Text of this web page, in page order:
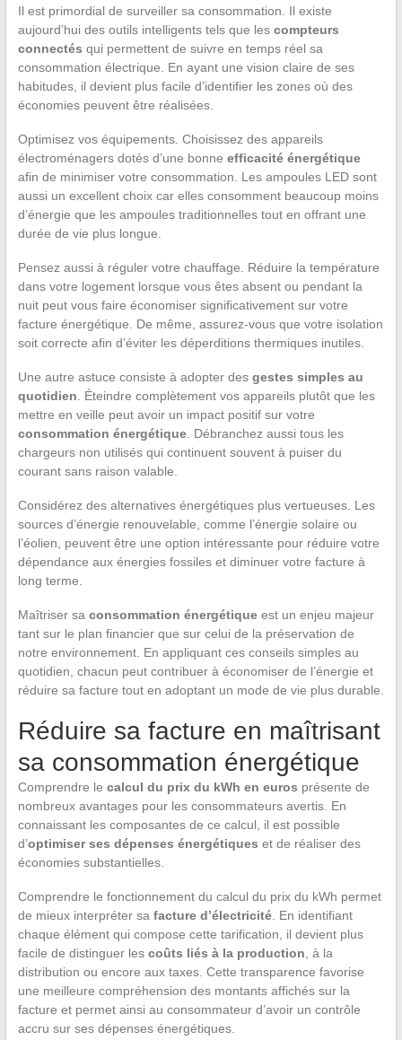
Il est primordial de surveiller sa consommation. Il existe
aujourd’hui des outils intelligents tels que les compteurs
connectés qui permettent de suivre en temps réel sa
consommation électrique. En ayant une vision claire de ses
habitudes, il devient plus facile d’identifier les zones où des
économies peuvent être réalisées.
Optimisez vos équipements. Choisissez des appareils
électroménagers dotés d’une bonne efficacité énergétique
afin de minimiser votre consommation. Les ampoules LED sont
aussi un excellent choix car elles consomment beaucoup moins
d’énergie que les ampoules traditionnelles tout en offrant une
durée de vie plus longue.
Pensez aussi à réguler votre chauffage. Réduire la température
dans votre logement lorsque vous êtes absent ou pendant la
nuit peut vous faire économiser significativement sur votre
facture énergétique. De même, assurez-vous que votre isolation
soit correcte afin d’éviter les déperditions thermiques inutiles.
Une autre astuce consiste à adopter des gestes simples au
quotidien. Éteindre complètement vos appareils plutôt que les
mettre en veille peut avoir un impact positif sur votre
consommation énergétique. Débranchez aussi tous les
chargeurs non utilisés qui continuent souvent à puiser du
courant sans raison valable.
Considérez des alternatives énergétiques plus vertueuses. Les
sources d’énergie renouvelable, comme l’énergie solaire ou
l’éolien, peuvent être une option intéressante pour réduire votre
dépendance aux énergies fossiles et diminuer votre facture à
long terme.
Maîtriser sa consommation énergétiqueest un enjeu majeur
tant sur le plan financier que sur celui de la préservation de
notre environnement. En appliquant ces conseils simples au
quotidien, chacun peut contribuer à économiser de l’énergie et
réduire sa facture tout en adoptant un mode de vie plus durable.
Réduire sa facture en maîtrisant
sa consommation énergétique
Comprendre le calcul du prix du kWh en euros présente de
nombreux avantages pour les consommateurs avertis. En
connaissant les composantes de ce calcul, il est possible
d’optimiser ses dépenses énergétiques et de réaliser des
économies substantielles.
Comprendre le fonctionnement du calcul du prix du kWh permet
de mieux interpréter sa facture d’électricité. En identifiant
chaque élément qui compose cette tarification, il devient plus
facile de distinguer les coûts liés à la production, à la
distribution ou encore aux taxes. Cette transparence favorise
une meilleure compréhension des montants affichés sur la
facture et permet ainsi au consommateur d’avoir un contrôle
accru sur ses dépenses énergétiques.